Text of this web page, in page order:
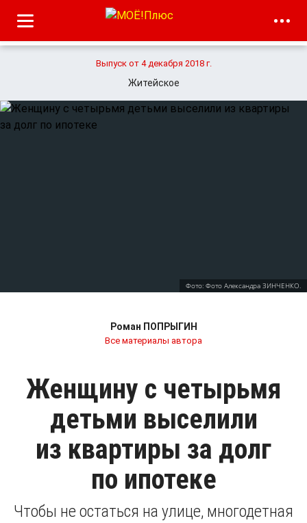
Выпуск от 4 декабря 2018 г.
Житейское
Фото: Фото Александра ЗИНЧЕНКО.
Роман ПОПРЫГИН
Все материалы автора
Женщину с четырьмя
детьми выселили
из квартиры за долг
по ипотеке
Чтобы не остаться на улице, многодетная